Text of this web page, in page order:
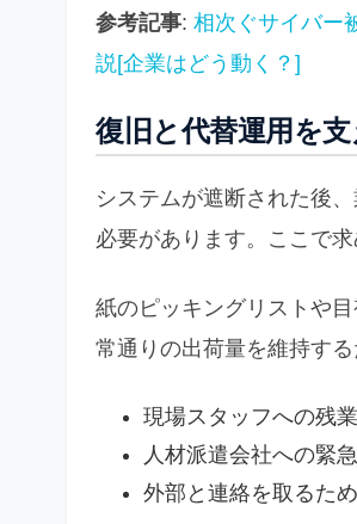
参考記事: 相次ぐサイバー
説[企業はどう動く？]
復旧と代替運用を
システムが遮断された後
必要があります。ここで
紙のピッキングリストや
常通りの出荷量を維持す
現場スタッフへの残
人材派遣会社への緊
外部と連絡を取るた